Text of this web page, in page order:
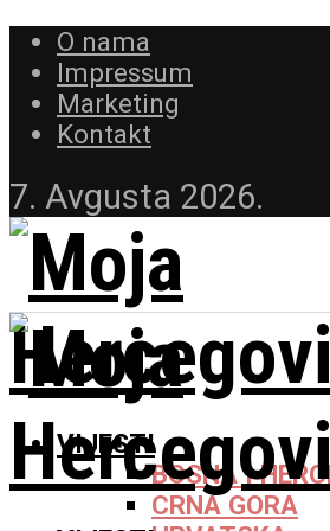
O nama
Impressum
Marketing
Kontakt
7. Avgusta 2026.
VIJESTI
BOSNA I
CRNA GORA